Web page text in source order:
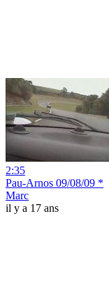
2:35
Pau-Arnos 09/08/09 *
Marc
il y a 17 ans